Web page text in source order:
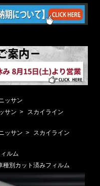
ッサン
サン >
スカイライン
ッサン >
スカイライン
ルム
種別カット済みフィルム